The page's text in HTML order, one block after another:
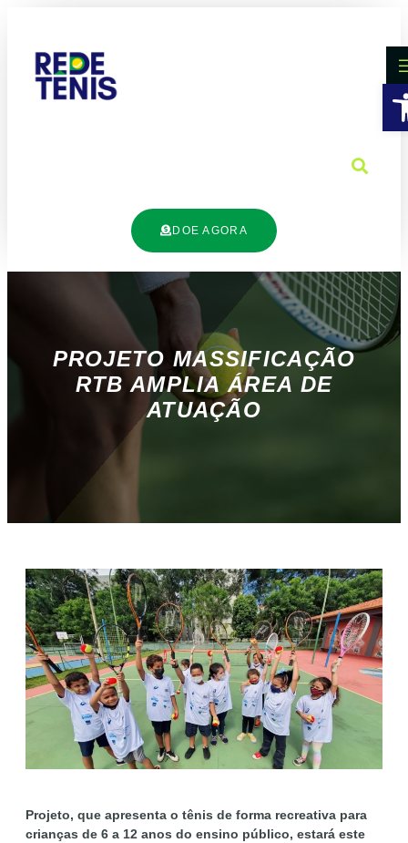
DOE AGORA
PROJETO MASSIFICAÇÃO
RTB AMPLIA ÁREA DE
ATUAÇÃO
Projeto, que apresenta o tênis de forma recreativa para
crianças de 6 a 12 anos do ensino público, estará este